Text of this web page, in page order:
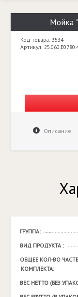
Мойка
Код товара: 3534
Артикул:
Описание
ГРУППА:
ВИД ПРОДУКТА :
ОБЩЕЕ КОЛ-ВО
КОМПЛЕКТА:
ВЕС НЕТТО (БЕЗ